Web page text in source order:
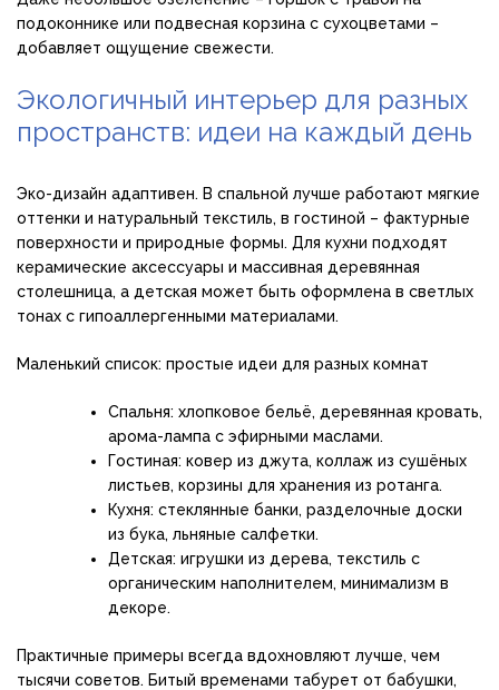
подоконнике или подвесная корзина с сухоцветами –
добавляет ощущение свежести.
Экологичный интерьер для разных
пространств: идеи на каждый день
Эко-дизайн адаптивен. В спальной лучше работают мягкие
оттенки и натуральный текстиль, в гостиной – фактурные
поверхности и природные формы. Для кухни подходят
керамические аксессуары и массивная деревянная
столешница, а детская может быть оформлена в светлых
тонах с гипоаллергенными материалами.
Маленький список: простые идеи для разных комнат
Спальня: хлопковое бельё, деревянная кровать,
арома-лампа с эфирными маслами.
Гостиная: ковер из джута, коллаж из сушёных
листьев, корзины для хранения из ротанга.
Кухня: стеклянные банки, разделочные доски
из бука, льняные салфетки.
Детская: игрушки из дерева, текстиль с
органическим наполнителем, минимализм в
декоре.
Практичные примеры всегда вдохновляют лучше, чем
тысячи советов. Битый временами табурет от бабушки,